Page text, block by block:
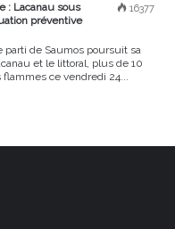
16377
: Lacanau sous
préventive
parti de Saumos poursuit sa
et le littoral, plus de 10
ce vendredi 24...